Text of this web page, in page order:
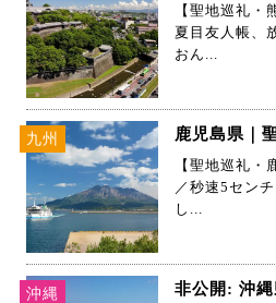
【聖地巡礼・
夏目友人帳、
おん...
九州 鹿児島県｜
【聖地巡礼・
／秒速5セン
し...
沖縄 非公開: 沖